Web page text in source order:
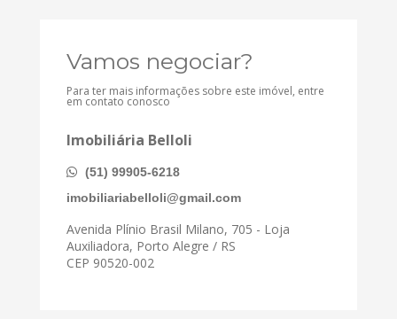
Vamos negociar?
Para ter mais informações sobre este imóvel, entre
em contato conosco
Imobiliária Belloli
(51) 99905-6218
imobiliariabelloli@gmail.com
Avenida Plínio Brasil Milano, 705 - Loja
Auxiliadora, Porto Alegre / RS
CEP 90520-002